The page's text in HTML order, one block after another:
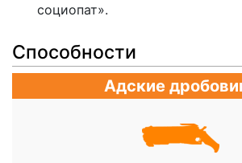
социопат».
Способности
Адские